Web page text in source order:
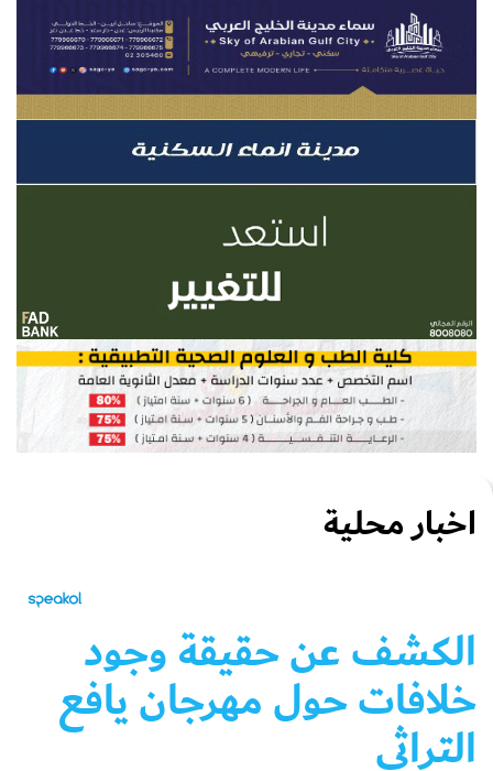
اخبار محلية
الكشف عن حقيقة وجود
خلافات حول مهرجان يافع
التراثي